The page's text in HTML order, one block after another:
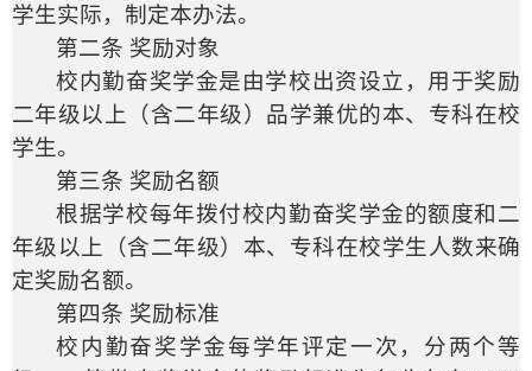
学生实际，制定本办法。
第二条 奖励对象
校内勤奋奖学金是由学校出资设立，用于奖励
二年级以上（含二年级）品学兼优的本、专科在校
学生。
第三条 奖励名额
根据学校每年拨付校内勤奋奖学金的额度和二
年级以上（含二年级）本、专科在校学生人数来确
定奖励名额。
第四条 奖励标准
校内勤奋奖学金每学年评定一次，分两个等